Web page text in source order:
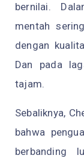
bernilai.
mentah
dengan
Dan pada
tajam.
Sebaliknya,
bahwa
berbanding